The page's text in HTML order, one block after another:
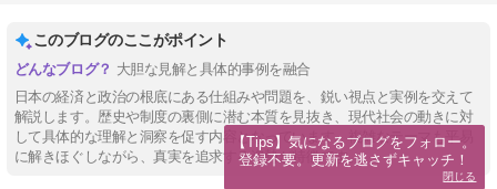
このブログのここがポイント
大胆な見解と具体的事例を融合
日本の経済と政治の根底にある仕組みや問題を、鋭い視点と実例を交えて
解説します。歴史や制度の裏側に潜む本質を見抜き、現代社会の動きに対
して具体的な理解と洞察を促す内容となっています。複雑なテーマも平易
に解きほぐしながら、真実を追求する姿勢が特徴です。
【Tips】気になるブログをフォロー。
登録不要。更新を逃さずキャッチ！
閉じる